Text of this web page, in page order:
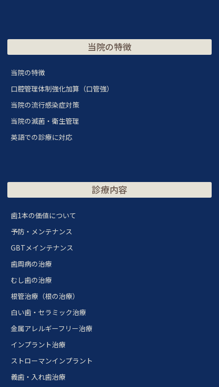
当院の特徴
当院の特徴
口腔管理体制強化加算（口管強）
当院の流行感染症対策
当院の滅菌・衛生管理
英語での診療に対応
診療内容
歯1本の価値について
予防・メンテナンス
GBTメインテナンス
歯周病の治療
むし歯の治療
根管治療（根の治療）
白い歯・セラミック治療
金属アレルギーフリー治療
インプラント治療
ストローマンインプラント
義歯・入れ歯治療